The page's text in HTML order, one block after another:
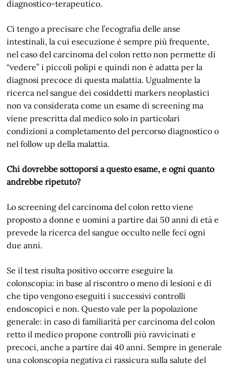
diagnostico-terapeutico.
Ci tengo a precisare che l’ecografia delle anse
intestinali, la cui esecuzione è sempre più frequente,
nel caso del carcinoma del colon retto non permette di
“vedere” i piccoli polipi e quindi non è adatta per la
diagnosi precoce di questa malattia. Ugualmente la
ricerca nel sangue dei cosiddetti markers neoplastici
non va considerata come un esame di screening ma
viene prescritta dal medico solo in particolari
condizioni a completamento del percorso diagnostico o
nel follow up della malattia.
Chi dovrebbe sottoporsi a questo esame, e ogni quanto
andrebbe ripetuto?
Lo screening del carcinoma del colon retto viene
proposto a donne e uomini a partire dai 50 anni di età e
prevede la ricerca del sangue occulto nelle feci ogni
due anni.
Se il test risulta positivo occorre eseguire la
colonscopia: in base al riscontro o meno di lesioni e di
che tipo vengono eseguiti i successivi controlli
endoscopici e non. Questo vale per la popolazione
generale: in caso di familiarità per carcinoma del colon
retto il medico propone controlli più ravvicinati e
precoci, anche a partire dai 40 anni. Sempre in generale
una colonscopia negativa ci rassicura sulla salute del